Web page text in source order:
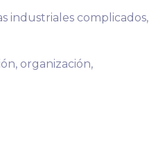
industriales complicados,
organización,